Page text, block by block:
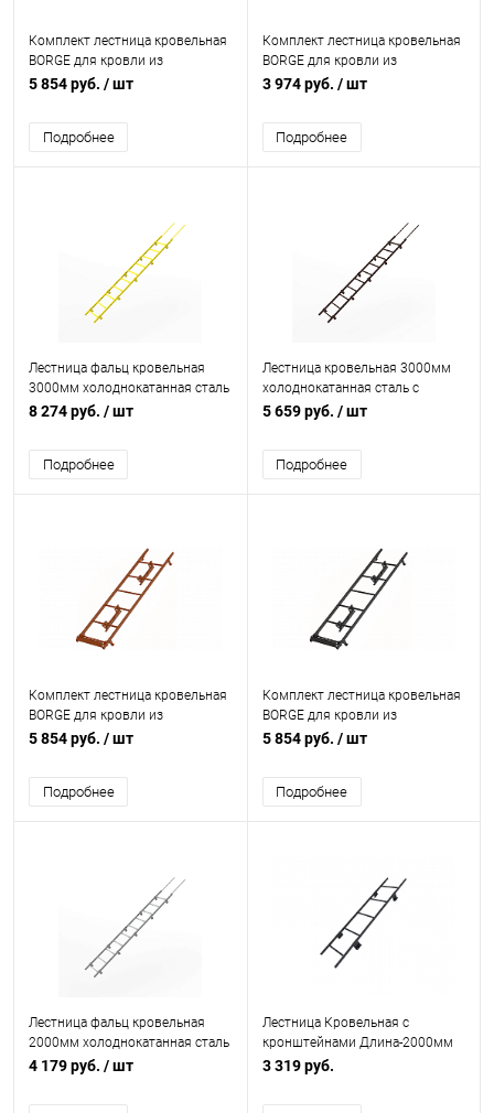
Комплект лестница кровельная
BORGE для кровли из
металлочерепицы L=2700 мм,
5 854 руб. / шт
Подробнее
Комплект лестница кровельная
BORGE для кровли из
металлочерепицы L=1800 мм,
3 974 руб. / шт
Подробнее
Лестница фальц кровельная
3000мм холоднокатанная сталь
с порошковым покрытием RAL
8 274 руб. / шт
Подробнее
Лестница кровельная 3000мм
холоднокатанная сталь с
порошковым покрытием RAL
5 659 руб. / шт
Подробнее
Комплект лестница кровельная
BORGE для кровли из
металлочерепицы L=2700 мм,
коричневый)
5 854 руб. / шт
Подробнее
Комплект лестница кровельная
BORGE для кровли из
металлочерепицы L=2700 мм,
5 854 руб. / шт
Подробнее
Лестница фальц кровельная
2000мм холоднокатанная сталь
с порошковым покрытием RAL
4 179 руб. / шт
Лестница Кровельная с
кронштейнами Длина-2000мм
3 319 руб.